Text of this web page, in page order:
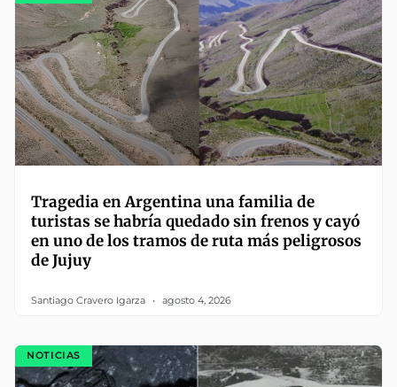
Tragedia en Argentina una familia de
turistas se habría quedado sin frenos y cayó
en uno de los tramos de ruta más peligrosos
de Jujuy
Santiago Cravero Igarza agosto 4, 2026
NOTICIAS